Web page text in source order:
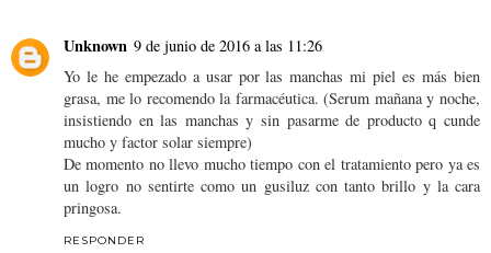
Unknown 9 de junio de 2016 a las 11:26
Yo le he empezado a usar por las manchas mi piel es más bien
grasa, me lo recomendo la farmacéutica. (Serum mañana y noche,
insistiendo en las manchas y sin pasarme de producto q cunde
mucho y factor solar siempre)
De momento no llevo mucho tiempo con el tratamiento pero ya es
un logro no sentirte como un gusiluz con tanto brillo y la cara
pringosa.
RESPONDER